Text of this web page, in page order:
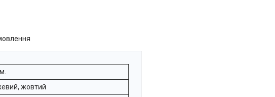
жовтий